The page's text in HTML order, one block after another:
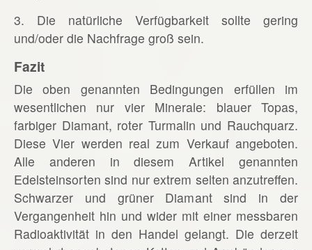
3. Die natürliche Verfügbarkeit sollte gering
und/oder die Nachfrage groß sein.
Fazit
Die oben genannten Bedingungen erfüllen im
wesentlichen nur vier Minerale: blauer Topas,
farbiger Diamant, roter Turmalin und Rauchquarz.
Diese Vier werden real zum Verkauf angeboten.
Alle anderen in diesem Artikel genannten
Edelsteinsorten sind nur extrem selten anzutreffen.
Schwarzer und grüner Diamant sind in der
Vergangenheit hin und wider mit einer messbaren
Radioaktivität in den Handel gelangt. Die derzeit